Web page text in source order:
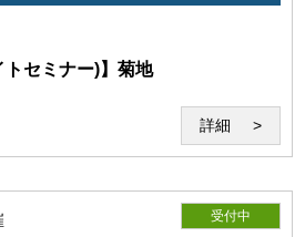
て、受講時の画像、動画、音声等の
」という）の全部又は一部につき、
づき受講記録を利用する場合、当研究
トセミナー)】菊地
詳細
受付中